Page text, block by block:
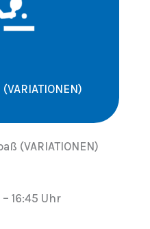
(VARIATIONEN)
16:45 Uhr